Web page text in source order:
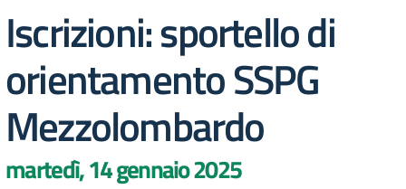
Iscrizioni: sportello di
orientamento SSPG
Mezzolombardo
martedì, 14 gennaio 2025